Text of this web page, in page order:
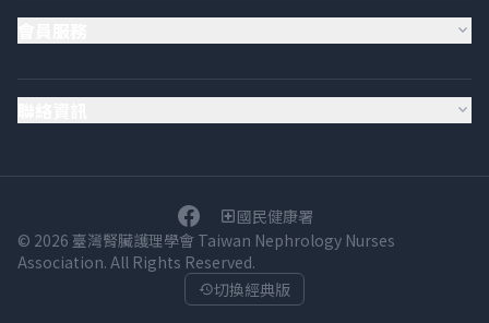
expand_more
expand_more
local_hospital國民健康署
© 2026 臺灣腎臟護理學會 Taiwan Nephrology Nurses
Association. All Rights Reserved.
history切換經典版